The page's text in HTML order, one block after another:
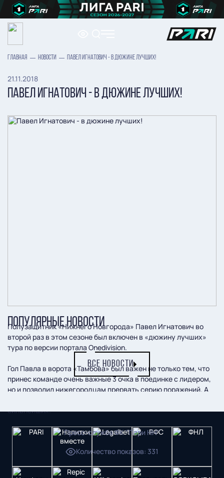
ГЛАВНАЯ НОВОСТИ ПАВЕЛ ИГНАТОВИЧ - В ДЮЖИНЕ ЛУЧШИХ!
21.11.2018
ПАВЕЛ ИГНАТОВИЧ - В ДЮЖИНЕ ЛУЧШИХ!
Полузащитник «Нижнего Новгорода» Павел Игнатович во
второй раз в этом сезоне был включен в «дюжину лучших»
тура по версии портала Onedivision.
Гол Павла в ворота «Тамбова» был важен не только тем, что
принес команде очень важные 3 очка в поединке с лидером,
но и позволил нижегородцам прервать серию поражений. А
сильнейших.
Пресс-служба ФК "Пари НН"
Количество показов: 331
ПОПУЛЯРНЫЕ НОВОСТИ
ВСЕ НОВОСТИ